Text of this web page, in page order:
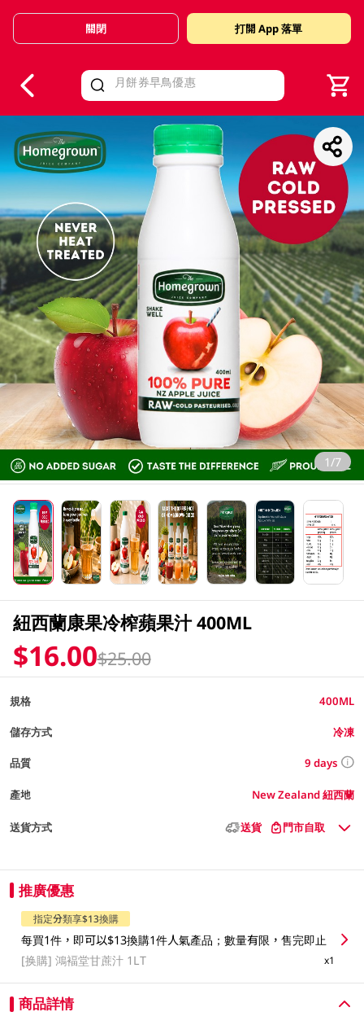
Valid Until 30 June 2026
關閉 打開 App 落單
1/7
紐西蘭康果冷榨蘋果汁 400ML
$16.00$25.00
規格 400ML
儲存方式 冷凍
品質 9 days
產地 New Zealand 紐西蘭
送貨方式 送貨 門市自取
推廣優惠
指定分類享$13換購
每買1件，即可以$13換購1件人氣產品；數量有限，售完即止
[换購]鴻褔堂甘蔗汁 1LT x1
商品詳情